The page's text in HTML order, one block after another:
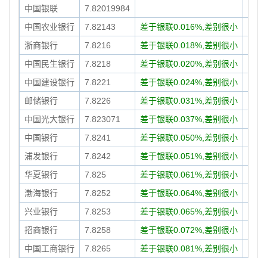
中国银联
7.82019984
中国农业银行
7.82143 差于银联0.016%,差别很小
浙商银行
7.8216 差于银联0.018%,差别很小
中国民生银行
7.8218 差于银联0.020%,差别很小
中国建设银行
7.8221 差于银联0.024%,差别很小
邮储银行
7.8226 差于银联0.031%,差别很小
中国光大银行
7.823071 差于银联0.037%,差别很小
中国银行
7.8241 差于银联0.050%,差别很小
浦发银行
7.8242 差于银联0.051%,差别很小
华夏银行
7.825 差于银联0.061%,差别很小
渤海银行
7.8252 差于银联0.064%,差别很小
兴业银行
7.8253 差于银联0.065%,差别很小
招商银行
7.8258 差于银联0.072%,差别很小
中国工商银行
7.8265 差于银联0.081%,差别很小